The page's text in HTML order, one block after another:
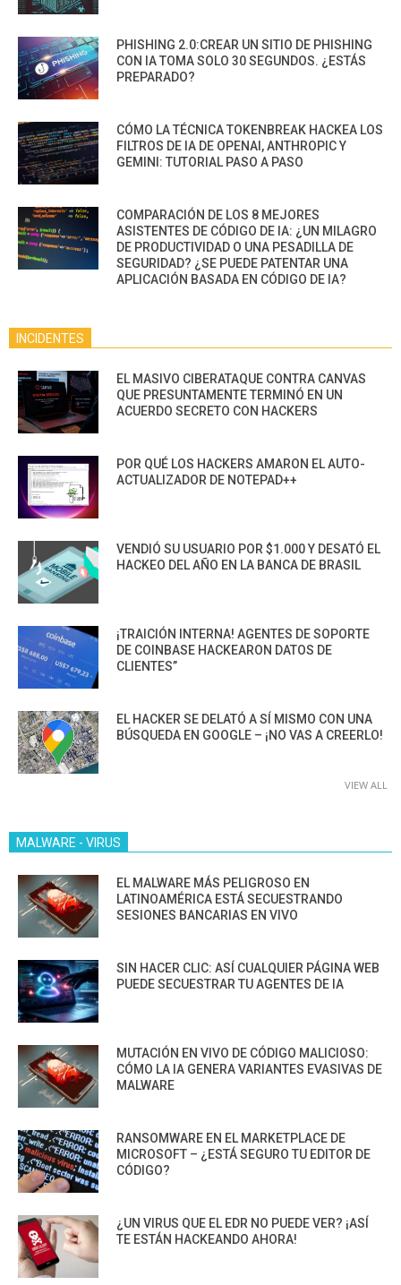
PHISHING 2.0:CREAR UN SITIO DE PHISHING
CON IA TOMA SOLO 30 SEGUNDOS. ¿ESTÁS
PREPARADO?
CÓMO LA TÉCNICA TOKENBREAK HACKEA LOS
FILTROS DE IA DE OPENAI, ANTHROPIC Y
GEMINI: TUTORIAL PASO A PASO
COMPARACIÓN DE LOS 8 MEJORES
ASISTENTES DE CÓDIGO DE IA: ¿UN MILAGRO
DE PRODUCTIVIDAD O UNA PESADILLA DE
SEGURIDAD? ¿SE PUEDE PATENTAR UNA
APLICACIÓN BASADA EN CÓDIGO DE IA?
INCIDENTES
EL MASIVO CIBERATAQUE CONTRA CANVAS
QUE PRESUNTAMENTE TERMINÓ EN UN
ACUERDO SECRETO CON HACKERS
POR QUÉ LOS HACKERS AMARON EL AUTO-
ACTUALIZADOR DE NOTEPAD++
VENDIÓ SU USUARIO POR $1.000 Y DESATÓ EL
HACKEO DEL AÑO EN LA BANCA DE BRASIL
¡TRAICIÓN INTERNA! AGENTES DE SOPORTE
DE COINBASE HACKEARON DATOS DE
CLIENTES”
EL HACKER SE DELATÓ A SÍ MISMO CON UNA
BÚSQUEDA EN GOOGLE – ¡NO VAS A CREERLO!
VIEW ALL
MALWARE - VIRUS
EL MALWARE MÁS PELIGROSO EN
LATINOAMÉRICA ESTÁ SECUESTRANDO
SESIONES BANCARIAS EN VIVO
SIN HACER CLIC: ASÍ CUALQUIER PÁGINA WEB
PUEDE SECUESTRAR TU AGENTES DE IA
MUTACIÓN EN VIVO DE CÓDIGO MALICIOSO:
CÓMO LA IA GENERA VARIANTES EVASIVAS DE
MALWARE
RANSOMWARE EN EL MARKETPLACE DE
MICROSOFT – ¿ESTÁ SEGURO TU EDITOR DE
CÓDIGO?
¿UN VIRUS QUE EL EDR NO PUEDE VER? ¡ASÍ
TE ESTÁN HACKEANDO AHORA!